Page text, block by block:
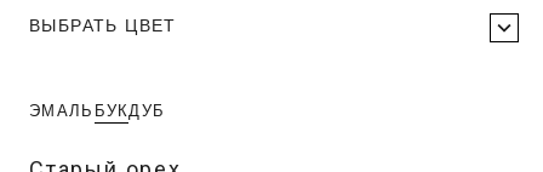
ВЫБРАТЬ ЦВЕТ
ЭМАЛЬ БУКДУБ